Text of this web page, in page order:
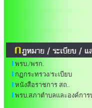
พรบ./พรก.
กฏกระทรวง/ระเบียบ
หนังสือราชการ สถ..
พรบ.สภาตำบลและองค์การ